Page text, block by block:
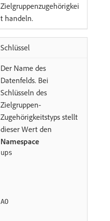
Zielgruppenzugehörigkei
t handeln.
Schlüssel
Der Name des
Datenfelds. Bei
Schlüsseln des
Zielgruppen-
Zugehörigkeitstyps stellt
dieser Wert den
Namespace
ups
AO